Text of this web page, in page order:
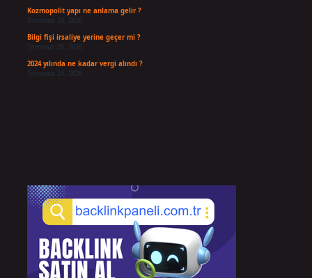
Kozmopolit yapı ne anlama gelir ?
Bilgi fişi irsaliye yerine geçer mi ?
Temmuz 25, 2026
2024 yılında ne kadar vergi alındı ?